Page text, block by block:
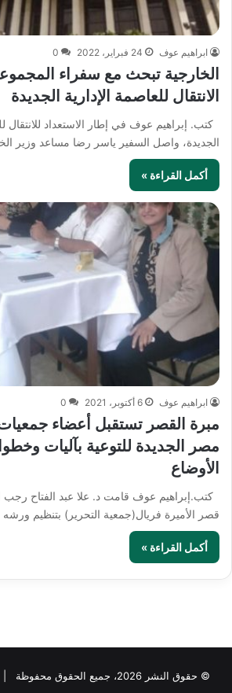
ابراهيم عوف 24 فبراير، 2022 0
الخارجية تبحث مع سفراء
الانتقال للعاصمة الإدارية الجديدة
كتب. إبراهيم عوف في إطار الاستعداد للانتقال
الجديدة، واصل السفير ياسر رضا مساعد وزير
أكمل القراءة »
ابراهيم عوف 6 أكتوبر، 2021 0
مبرة القصر تستقبل أعضاء
مصر الجديدة للتوعية بآليات
الأوضاع
كتب.إبراهيم عوف قامت د. علا عبد الفتاح رجب
قصر الأميرة فريال(جمعية التحرير) بتنظيم
أكمل القراءة »
© حقوق النشر 2026، جميع الحقوق محفوظة |